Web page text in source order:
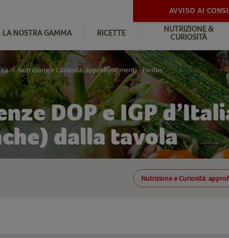
LA NOSTRA GAMMA RICETTE
NUTRIZIONE &
CURIOSITÀ
DOP e IGP
dalla tavola
Nutrizione e Curiosità:
> Nutrizione e Curiosità: approfondimenti - Findus
AVVISO AI